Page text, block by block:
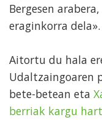
Bergesen
eraginkorra dela».
Aitortu du hala
Udaltzaingoaren
bete-betean eta
berriak kargu